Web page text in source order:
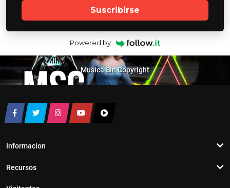
Suscribirse
Powered by
Musica Sin Copyright
Informacion
Recursos